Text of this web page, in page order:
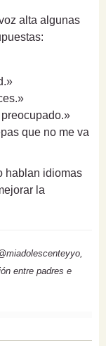
alta algunas
que no me va
hablan idiomas
la
entre padres e